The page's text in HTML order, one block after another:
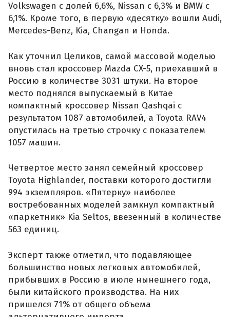
Volkswagen с долей 6,6%, Nissan с 6,3% и BMW с
6,1%. Кроме того, в первую «десятку» вошли Audi,
Mercedes-Benz, Kia, Changan и Honda.
Как уточнил Целиков, самой массовой моделью
вновь стал кроссовер Mazda CX-5, приехавший в
Россию в количестве 3031 штуки. На второе
место поднялся выпускаемый в Китае
компактный кроссовер Nissan Qashqai с
результатом 1087 автомобилей, а Toyota RAV4
опустилась на третью строчку с показателем
1057 машин.
Четвертое место занял семейный кроссовер
Toyota Highlander, поставки которого достигли
994 экземпляров. «Пятерку» наиболее
востребованных моделей замкнул компактный
«паркетник» Kia Seltos, ввезенный в количестве
563 единиц.
Эксперт также отметил, что подавляющее
большинство новых легковых автомобилей,
прибывших в Россию в июле нынешнего года,
были китайского производства. На них
пришелся 71% от общего объема